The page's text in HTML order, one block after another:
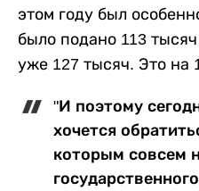
этом году был
было подано 113
уже 127 тысяч. Это на
"И поэтому
хочется
которым совсем